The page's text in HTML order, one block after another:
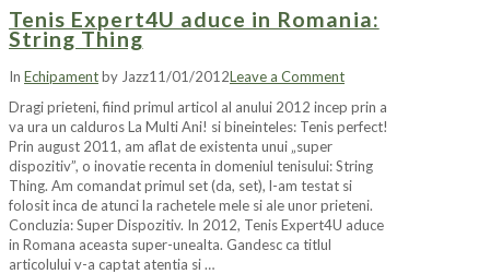
Tenis Expert4U aduce in Romania:
String Thing
In Echipamentby Jazz11/01/2012Leave a Comment
Dragi prieteni, fiind primul articol al anului 2012 incep prin a
va ura un calduros La Multi Ani! si bineinteles: Tenis perfect!
Prin august 2011, am aflat de existenta unui „super
dispozitiv”, o inovatie recenta in domeniul tenisului: String
Thing. Am comandat primul set (da, set), l-am testat si
folosit inca de atunci la rachetele mele si ale unor prieteni.
Concluzia: Super Dispozitiv. In 2012, Tenis Expert4U aduce
in Romana aceasta super-unealta. Gandesc ca titlul
articolului v-a captat atentia si …